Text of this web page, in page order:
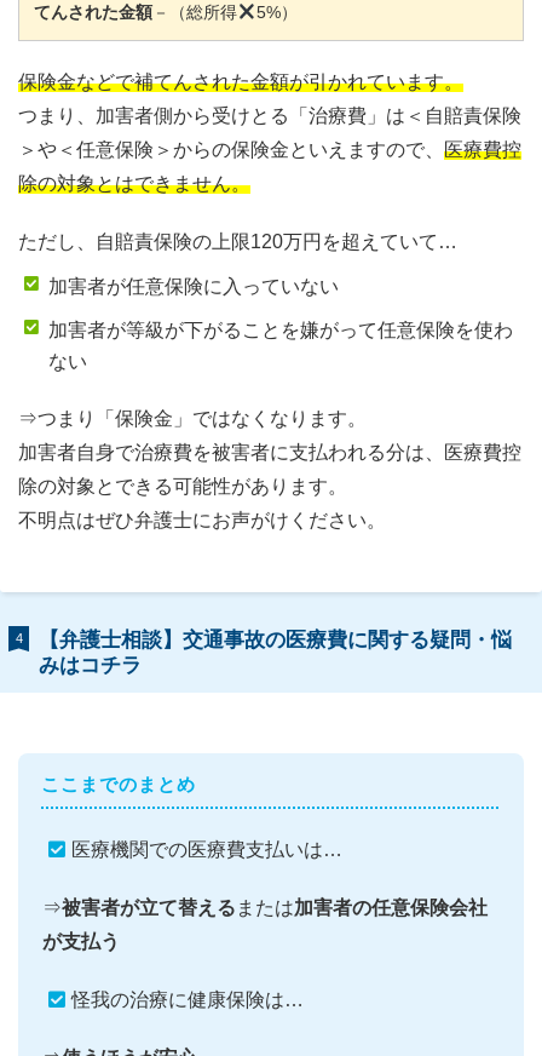
てんされた金額－（総所得 5%）
保険金などで補てんされた金額が引かれています。
つまり、加害者側から受けとる「治療費」は＜自賠責保険
＞や＜任意保険＞からの保険金といえますので、 医療費控
除の対象とはできません。
ただし、自賠責保険の上限120万円を超えていて…
加害者が任意保険に入っていない
加害者が等級が下がることを嫌がって任意保険を使わ
ない
⇒つまり「保険金」ではなくなります。
加害者自身で治療費を被害者に支払われる分は、医療費控
除の対象とできる可能性があります。
不明点はぜひ弁護士にお声がけください。
4
【弁護士相談】交通事故の医療費に関する疑問・悩
みはコチラ
ここまでのまとめ
医療機関での医療費支払いは…
⇒被害者が立て替える または加害者の任意保険会社
が支払う
怪我の治療に健康保険は…